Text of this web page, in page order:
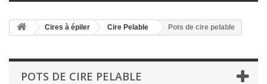
Cires à épiler Cire Pelable Pots de cire pelable
POTS DE CIRE PELABLE